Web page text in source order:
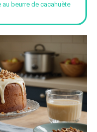
beurre de cacahuète